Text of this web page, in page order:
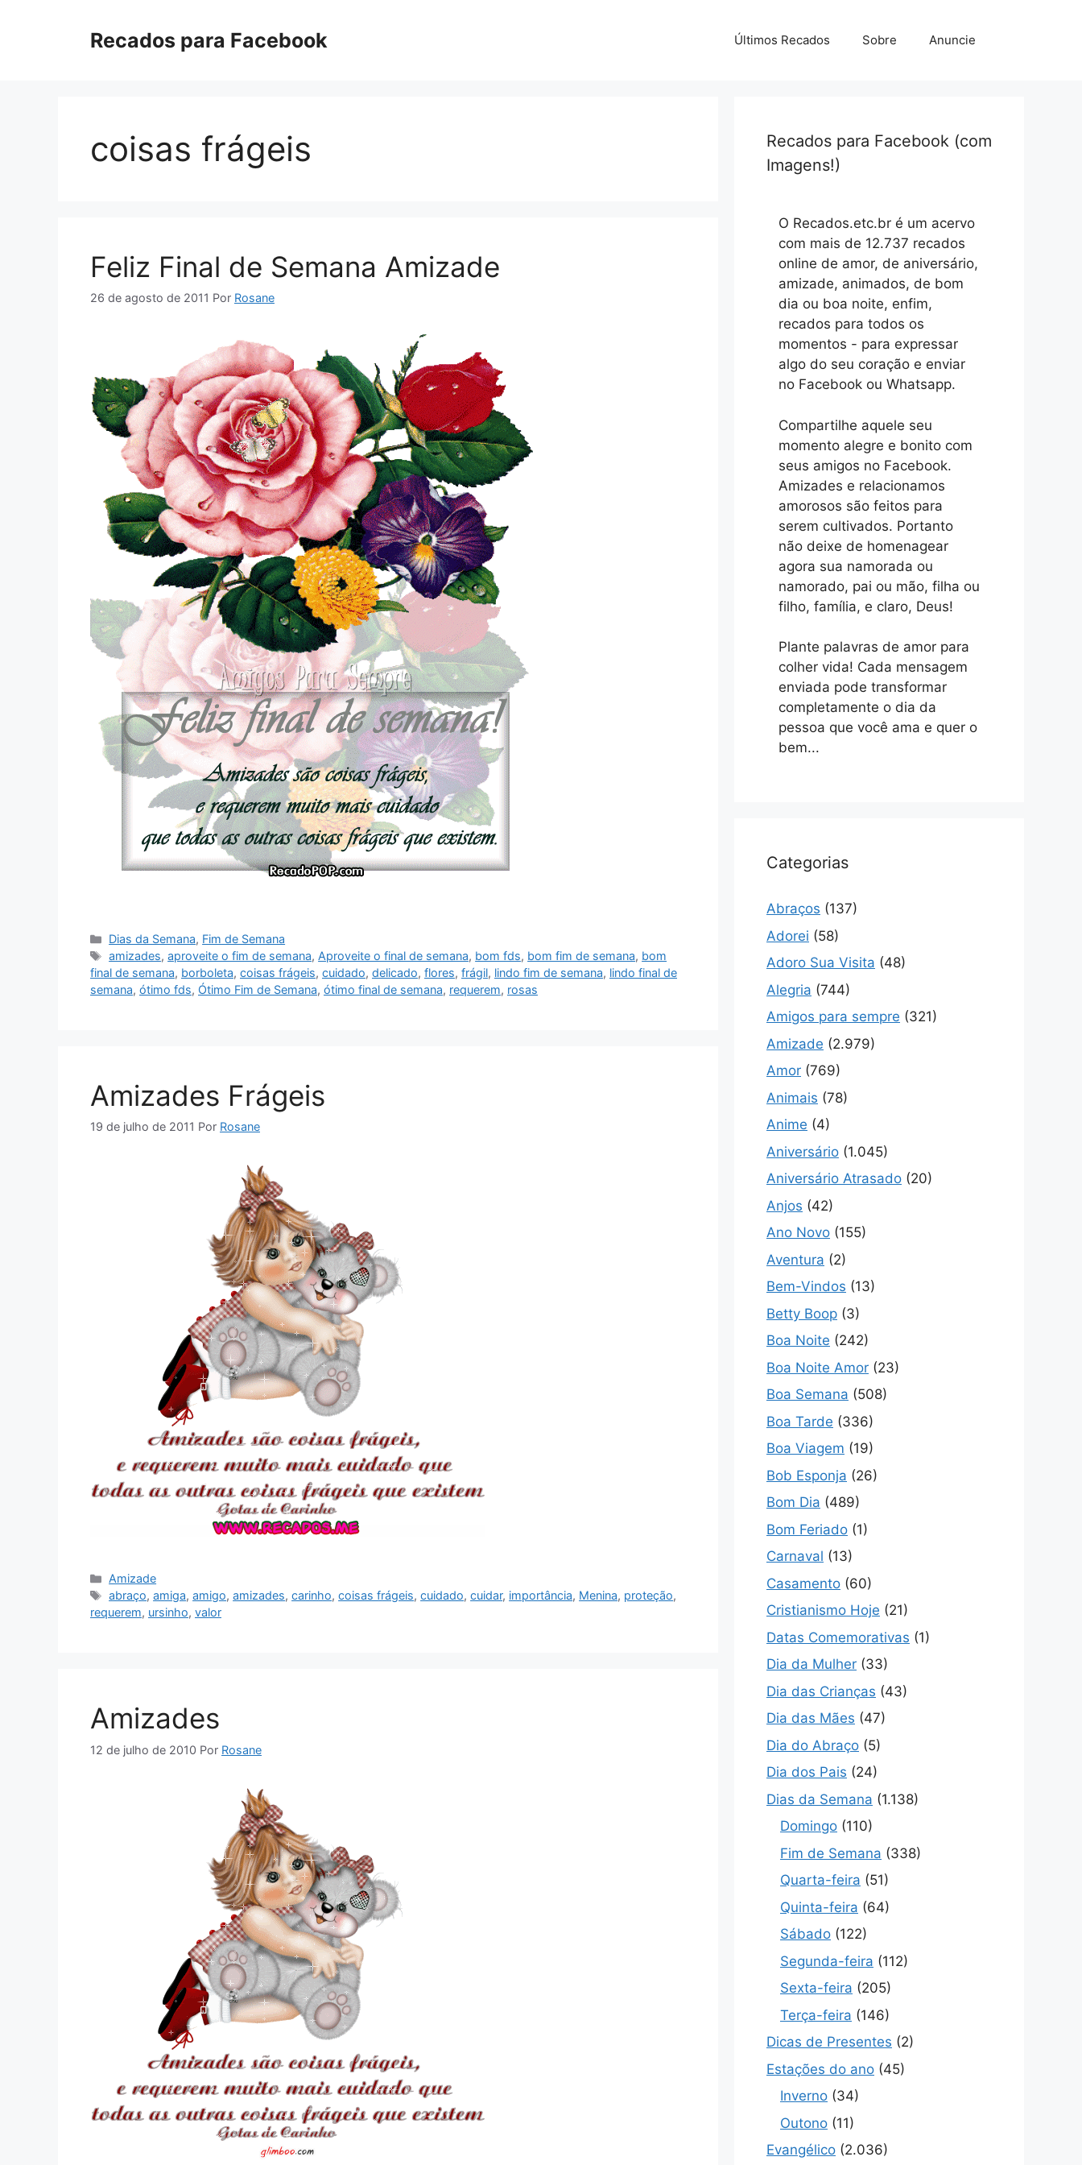
Recados para Facebook Últimos Recados Sobre Anuncie
coisas frágeis
Feliz Final de Semana Amizade
26 de agosto de 2011 Por Rosane
Categorias
Dias da Semana, Fim de Semana
Tags
amizades,aproveite o fim de semana, Aproveite o final de semana, bom fds, bom fim de semana, bom
final de semana, borboleta, coisas frágeis, cuidado, delicado, flores, frágil, lindo fim de semana, lindo final de
semana, ótimo fds, Ótimo Fim de Semana, ótimo final de semana, requerem, rosas
Amizades Frágeis
19 de julho de 2011 Por Rosane
Categorias
Amizade
Tags
abraço,amiga,amigo,amizades,carinho,coisas frágeis,cuidado,cuidar, importância, Menina, proteção,
requerem, ursinho, valor
Amizades
12 de julho de 2010 Por Rosane
Recados para Facebook (com
Imagens!)
O Recados.etc.br é um acervo
com mais de 12.737 recados
online de amor, de aniversário,
amizade, animados, de bom
dia ou boa noite, enfim,
recados para todos os
momentos - para expressar
algo do seu coração e enviar
no Facebook ou Whatsapp.
Compartilhe aquele seu
momento alegre e bonito com
seus amigos no Facebook.
Amizades e relacionamos
amorosos são feitos para
serem cultivados. Portanto
não deixe de homenagear
agora sua namorada ou
namorado, pai ou mão, filha ou
filho, família, e claro, Deus!
Plante palavras de amor para
colher vida! Cada mensagem
enviada pode transformar
completamente o dia da
pessoa que você ama e quer o
bem...
Categorias
Abraços (137)
Adorei (58)
Adoro Sua Visita (48)
Alegria (744)
Amigos para sempre (321)
Amizade (2.979)
Amor (769)
Animais (78)
Anime (4)
Aniversário (1.045)
Aniversário Atrasado (20)
Anjos (42)
Ano Novo (155)
Aventura (2)
Bem-Vindos (13)
Betty Boop (3)
Boa Noite (242)
Boa Noite Amor (23)
Boa Semana (508)
Boa Tarde (336)
Boa Viagem (19)
Bob Esponja (26)
Bom Dia (489)
Bom Feriado (1)
Carnaval (13)
Casamento (60)
Cristianismo Hoje (21)
Datas Comemorativas (1)
Dia da Mulher (33)
Dia das Crianças (43)
Dia das Mães (47)
Dia do Abraço (5)
Dia dos Pais (24)
Dias da Semana (1.138)
Domingo (110)
Fim de Semana (338)
Quarta-feira (51)
Quinta-feira (64)
Sábado (122)
Segunda-feira (112)
Sexta-feira (205)
Terça-feira (146)
Dicas de Presentes (2)
Estações do ano (45)
Inverno (34)
Outono (11)
Evangélico (2.036)